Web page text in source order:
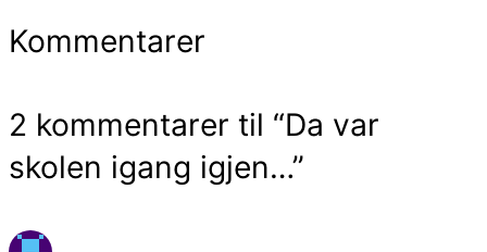
Kommentarer
2 kommentarer til “Da var
skolen igang igjen…”